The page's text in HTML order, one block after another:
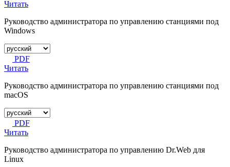
Читать
Руководство администратора по управлению станциями под
Windows
PDF
Читать
Руководство администратора по управлению станциями под
macOS
PDF
Читать
Руководство администратора по управлению Dr.Web для
Linux